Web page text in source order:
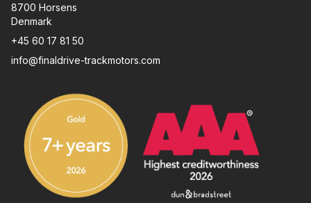
8700 Horsens
Denmark
+45 60 17 81 50
info@finaldrive-trackmotors.com